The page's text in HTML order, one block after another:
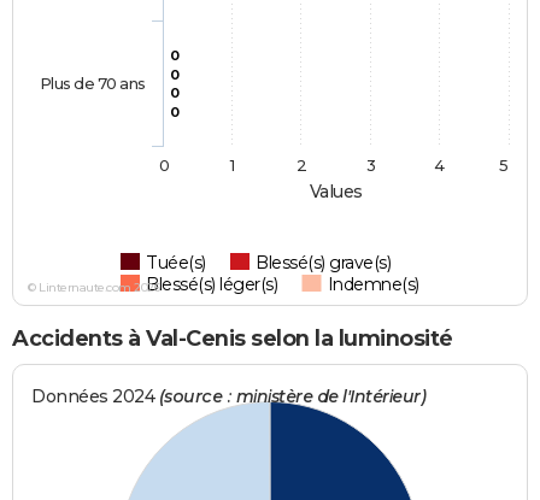
Values
0
0
0
0
Tuée(s)
Blessé(s) grave(s)
Blessé(s) léger(s)
Indemne(s)
Plus de 70 ans
0 1 2 3 4 5
© Linternaute.com 2026
Accidents à Val-Cenis selon la luminosité
Données 2024 (source : ministère de l'Intérieur)